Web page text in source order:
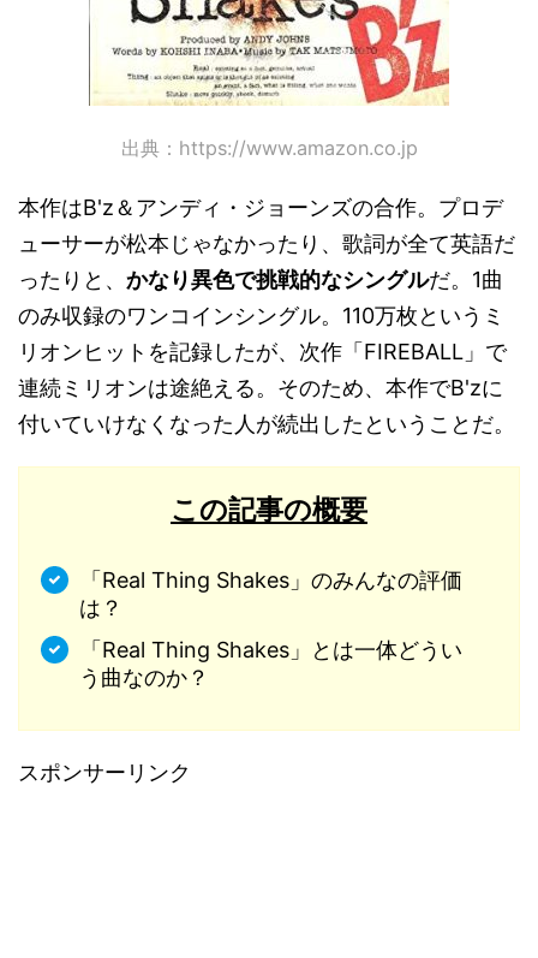
出典：https://www.amazon.co.jp
本作はB'z＆アンディ・ジョーンズの合作。プロデ
ューサーが松本じゃなかったり、歌詞が全て英語だ
ったりと、 かなり異色で挑戦的なシングルだ。1曲
のみ収録のワンコインシングル。110万枚というミ
リオンヒットを記録したが、次作「FIREBALL」で
連続ミリオンは途絶える。そのため、本作でB'zに
付いていけなくなった人が続出したということだ。
この記事の概要
「Real Thing Shakes」のみんなの評価
は？
「Real Thing Shakes」とは一体どうい
う曲なのか？
スポンサーリンク